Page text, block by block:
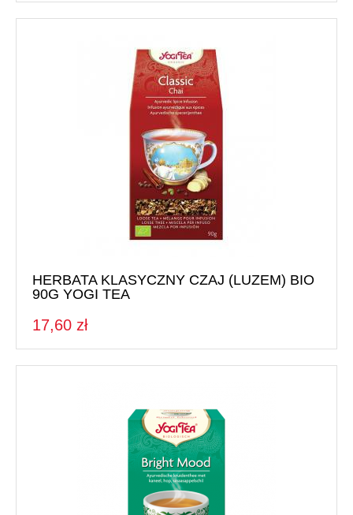
HERBATA KLASYCZNY CZAJ (LUZEM) BIO
90G YOGI TEA
17,60 zł